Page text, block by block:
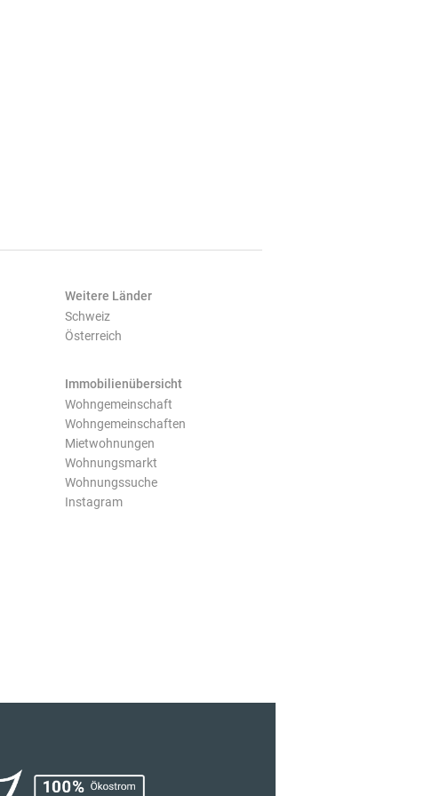
Weitere Länder
Schweiz
Österreich
Immobilienübersicht
Wohngemeinschaft
Wohngemeinschaften
Mietwohnungen
Wohnungsmarkt
Wohnungssuche
Instagram